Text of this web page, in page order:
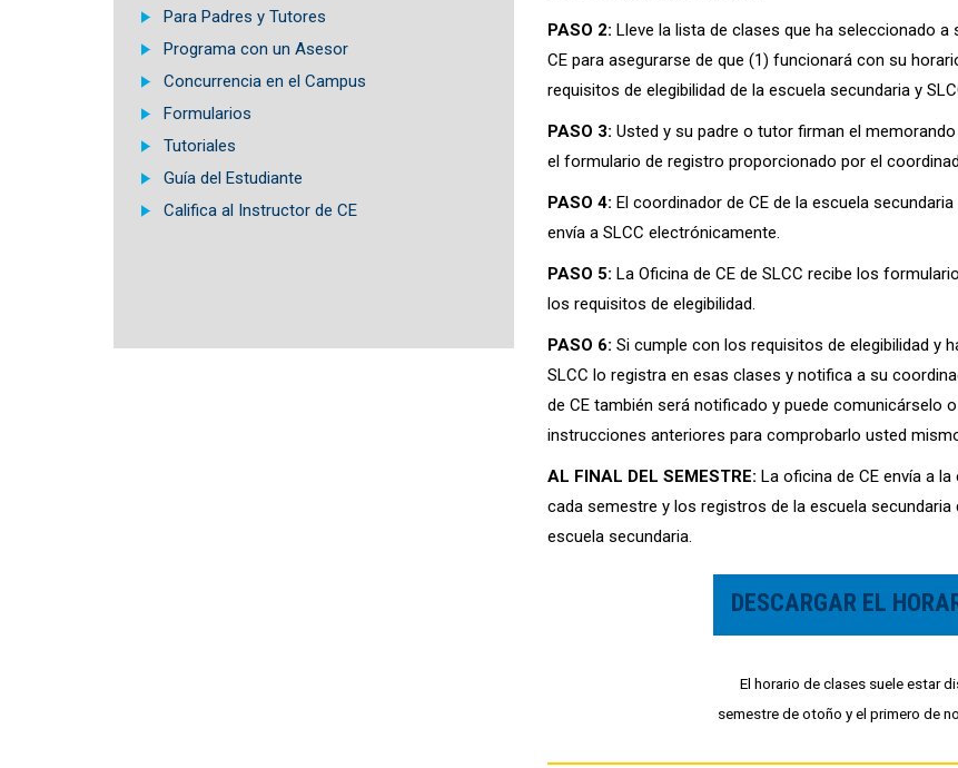
Para Padres y Tutores
Programa con un Asesor
Concurrencia en el Campus
Formularios
Tutoriales
Guía del Estudiante
Califica al Instructor de CE
PASO 2: Lleve la lista de clases que ha seleccionado
CE para asegurarse de que (1) funcionará con su
requisitos de elegibilidad de la escuela secundaria y
PASO 3: Usted y su padre o tutor firman el
el formulario de registro proporcionado por el
PASO 4: El coordinador de CE de la escuela
envía a SLCC electrónicamente.
PASO 5: La Oficina de CE de SLCC recibe los
los requisitos de elegibilidad.
PASO 6: Si cumple con los requisitos de elegibilidad y
SLCC lo registra en esas clases y notifica a su
de CE también será notificado y puede comunicárselo
instrucciones anteriores para comprobarlo usted
AL FINAL DEL SEMESTRE: La oficina de CE envía a
cada semestre y los registros de la escuela
escuela secundaria.
DESCARGAR EL
El horario de clases suele estar
semestre de otoño y el primero de